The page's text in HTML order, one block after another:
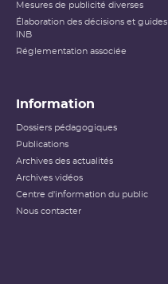
Mesures de publicité diverses
Élaboration des décisions et guides
INB
Réglementation associée
Information
Dossiers pédagogiques
Publications
Archives des actualités
Archives vidéos
Centre d'information du public
Nous contacter